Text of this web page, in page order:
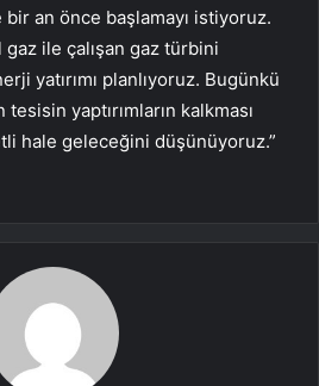
an önce başlamayı istiyoruz.
ile çalışan gaz türbini
yatırımı planlıyoruz. Bugünkü
yaptırımların kalkması
hale geleceğini düşünüyoruz.”